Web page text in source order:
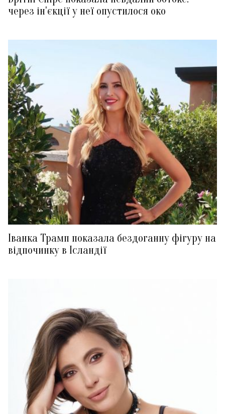
через ін'єкції у неї опустилося око
Іванка Трамп показала бездоганну фігуру на
відпочинку в Ісландії